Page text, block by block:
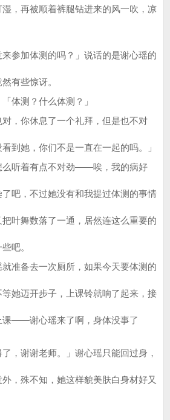
，再被顺着裤腿钻进来的风一吹，凉
加体测的吗？」说话的是谢心瑶的
有些惊讶。
测？什么体测？」
你休息了一个礼拜，但是也不对
到她，你们不是一直在一起的吗。」
听着有点不对劲——唉，我的病好
吧，不过她没有和我提过体测的事情
叶舞数落了一通，居然连这么重要的
吧。
备去一次厕所，如果今天要体测的
她迈开步子，上课铃就响了起来，接
课——谢心瑶来了啊，身体没事了
谢谢老师。」谢心瑶只能回过身，
，殊不知，她这样貌美肤白身材好又